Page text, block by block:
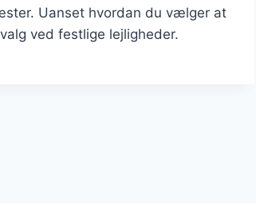
Uanset hvordan du vælger at
ved festlige lejligheder.